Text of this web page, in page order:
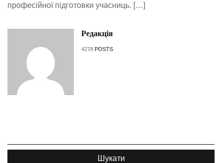
професійної підготовки учасниць. […]
Редакція
4278 POSTS